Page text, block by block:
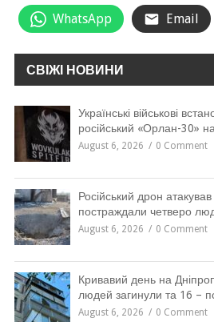
WhatsApp Email
СВІЖІ НОВИНИ
Українські військові
російський «Орлан-30»
August 6, 2026 0 Comment
Російський дрон
постраждали четверо
August 6, 2026 0 Comment
Кривавий день на
людей загинули та 16 –
August 6, 2026 0 Comment